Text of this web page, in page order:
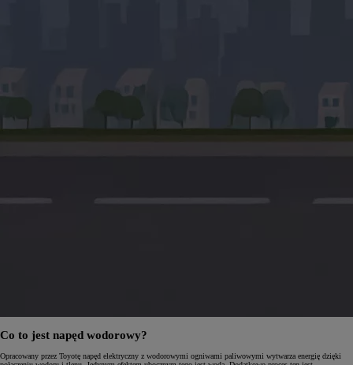
Co to jest napęd wodorowy?
Opracowany przez Toyotę napęd elektryczny z wodorowymi ogniwami paliwowymi wytwarza energię dzięki